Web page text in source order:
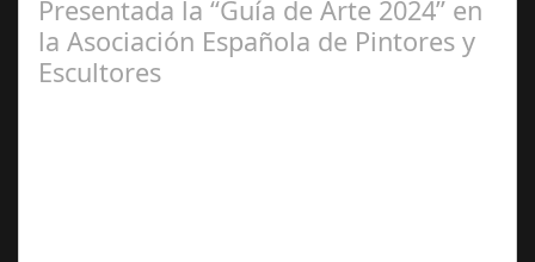
Presentada la “Guía de Arte 2024” en
la Asociación Española de Pintores y
Escultores